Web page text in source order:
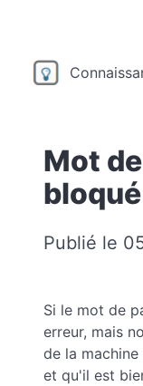
Mot
bloqué
Publié le
Si le mot de
erreur, mais
de la
et qu'il est